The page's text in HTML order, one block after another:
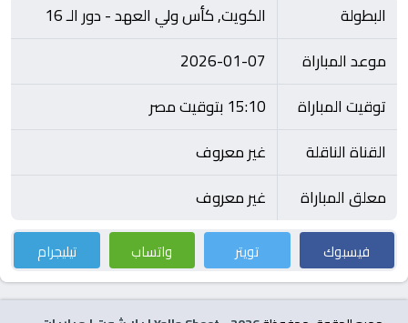
البطولة
الكويت, كأس ولي العهد - دور الـ 16
موعد المباراة
2026-01-07
توقيت المباراة
15:10 بتوقيت مصر
القناة الناقلة
غير معروف
معلق المباراة
غير معروف
فيسبوك تويتر واتساب تيليجرام